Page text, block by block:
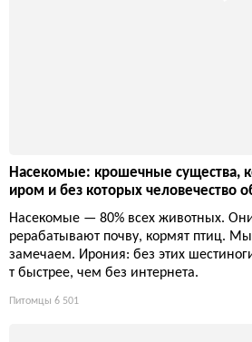
Насекомые: крошечные существа,
иром и без которых человечество
Насекомые — 80% всех животных.
рерабатывают почву, кормят птиц.
замечаем. Ирония: без этих
т быстрее, чем без интернета.
Питомцы 6 501